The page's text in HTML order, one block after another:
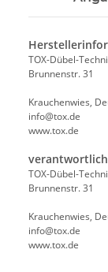
TOX-Dübel-
Brunnenstr. 31
Krauchenwies,
info@tox.de
www.tox.de
TOX-Dübel-
Brunnenstr. 31
Krauchenwies,
info@tox.de
www.tox.de